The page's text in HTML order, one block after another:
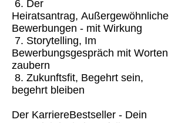
6. Der
Heiratsantrag, Außergewöhnliche
Bewerbungen - mit Wirkung
7. Storytelling, Im
Bewerbungsgespräch mit Worten
zaubern
8. Zukunftsfit, Begehrt sein,
begehrt bleiben
Der KarriereBestseller - Dein